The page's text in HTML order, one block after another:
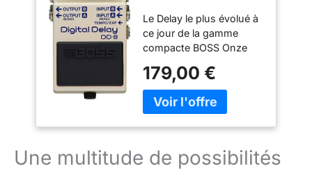
Le Delay le plus évolué à
ce jour de la gamme
compacte BOSS Onze
Delay numérique
basique, échos vintage,
Shimmer, modulation et
secondes
d’enregistrement avec
179,00 €
Une multitude de possibilités